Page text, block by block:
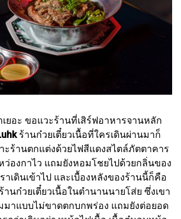
ยอะ ขอแวะร้านที่เสิร์ฟอาหารจานหลัก
ร้านก๋วยเตี๋ยวเนื้อที่ใครเดินผ่านมาก็
ะร้านตกแต่งด้วยไฟสีแดงสไตล์ภัตตาคาร
ว่องกาไว แถมยังหอมโชยไปด้วยกลิ่นของ
าเดินเข้าไป และเบื้องหลังของร้านนี้ก็คือ
นก๋วยเตี๋ยวเนื้อในตำนานนายโส่ย ซึ่งเขา
มาแบบไม่ขาดตกบกพร่อง แถมยังต่อยอด